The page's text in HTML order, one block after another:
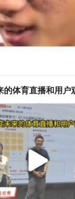
的体育直播和用户